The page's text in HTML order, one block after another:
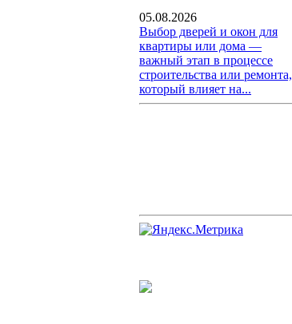
05.08.2026
Выбор дверей и окон для
квартиры или дома —
важный этап в процессе
строительства или ремонта,
который влияет на...